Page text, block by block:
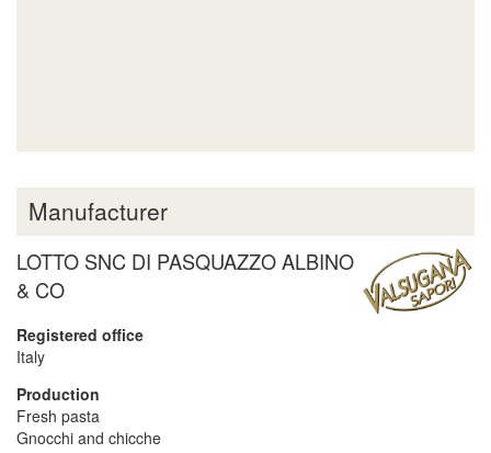
Manufacturer
LOTTO SNC DI PASQUAZZO ALBINO
& CO
Registered office
Italy
Production
Fresh pasta
Gnocchi and chicche